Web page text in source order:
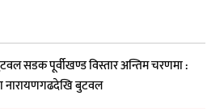
सडक पूर्वीखण्ड विस्तार अन्तिम चरणमा :
नारायणगढदेखि बुटवल